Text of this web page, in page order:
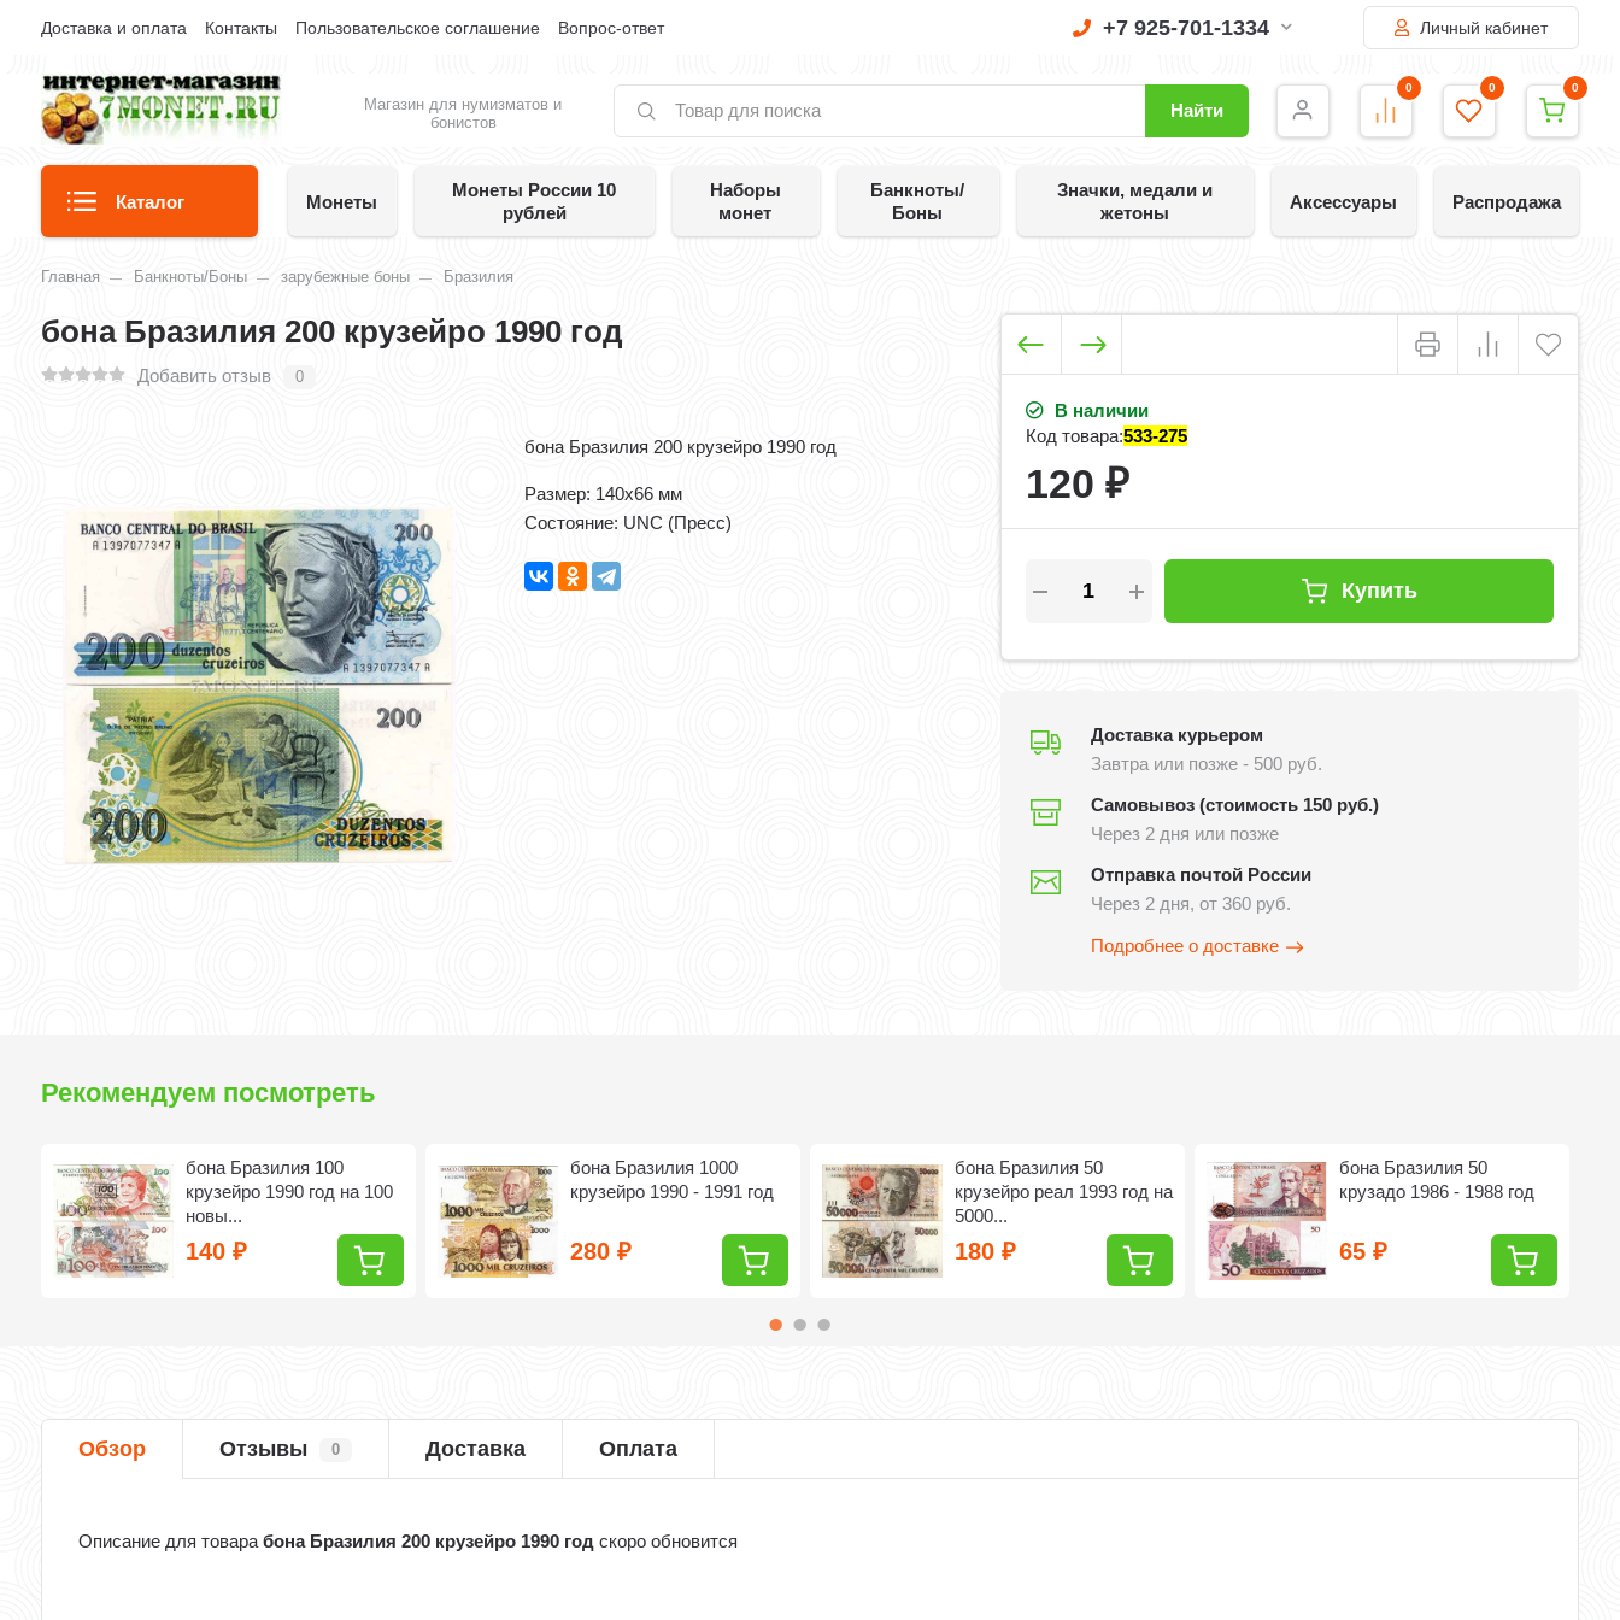
Доставка и оплата Контакты Пользовательское соглашение Вопрос-ответ +7 925-701-1334 Личный кабинет
Магазин для нумизматов и
бонистов
Найти
0 0 0
Каталог Монеты
Монеты России 10
рублей
Наборы
монет
Банкноты/
Боны
Значки, медали и
жетоны
Аксессуары Распродажа
Главная Банкноты/Боны зарубежные боны Бразилия
бона Бразилия 200 крузейро 1990 год
Добавить отзыв 0
бона Бразилия 200 крузейро 1990 год
Размер: 140x66 мм
Состояние: UNC (Пресс)
В наличии
Код товара:533-275
120 ₽
Купить
Доставка курьером
Завтра или позже - 500 руб.
Самовывоз (стоимость 150 руб.)
Через 2 дня или позже
Отправка почтой России
Через 2 дня, от 360 руб.
Подробнее о доставке
Рекомендуем посмотреть
бона Бразилия 100
крузейро 1990 год на 100
новы...
140₽
бона Бразилия 1000
крузейро 1990 - 1991 год
280₽
бона Бразилия 50
крузейро реал 1993 год на
5000...
180₽
бона Бразилия 50
крузадо 1986 - 1988 год
65₽
Обзор Отзывы 0 Доставка Оплата
Описание для товарабона Бразилия 200 крузейро 1990 год скоро обновится